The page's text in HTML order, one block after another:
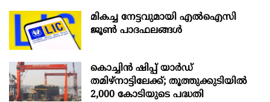
മികച്ച നേട്ടവുമായി എൽഐസി
ജൂൺ പാദഫലങ്ങൾ
കൊച്ചിന്‍ ഷിപ്പ് യാർഡ്
തമിഴ്നാട്ടിലേക്ക്; തൂത്തുക്കുടിയിൽ
2,000 കോടിയുടെ പദ്ധതി